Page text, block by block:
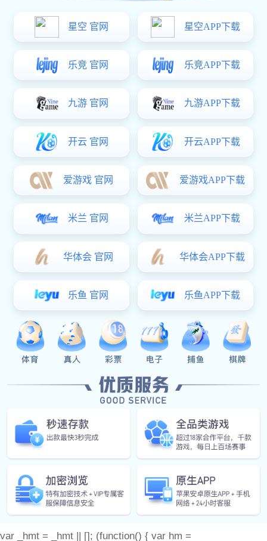
新款重型提升推拉门把手BS-T07 西班牙多点锁平开执手D25
1 2 3 下一页
关于杰森
产品中心
门窗配件
耀世娱乐 动态
联系耀世娱乐
备案号：
var _hmt = _hmt || []; (function() { var hm =